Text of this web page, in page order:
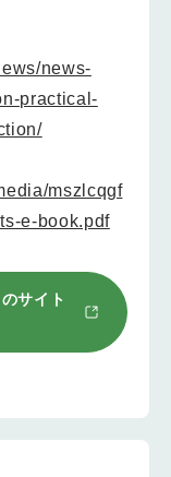
news-
practical-
mszlcqgf
e-book.pdf
のサイト